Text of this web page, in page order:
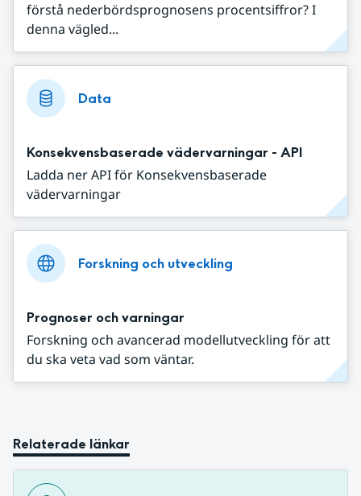
förstå nederbördsprognosens procentsiffror? I
denna vägled...
Data
Konsekvensbaserade vädervarningar - API
Ladda ner API för Konsekvensbaserade
vädervarningar
Forskning och utveckling
Prognoser och varningar
Forskning och avancerad modellutveckling för att
du ska veta vad som väntar.
Relaterade länkar